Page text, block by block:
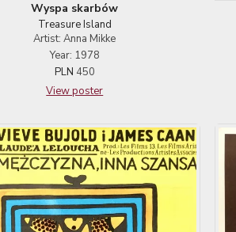
Wyspa skarbów
Treasure Island
Artist: Anna Mikke
Year: 1978
PLN 450
View poster